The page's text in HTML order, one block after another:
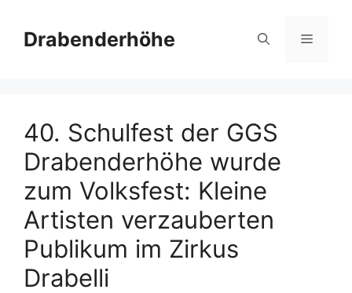
Inhalt
springen
Drabenderhöhe Menü
40. Schulfest der GGS
Drabenderhöhe wurde
zum Volksfest: Kleine
Artisten verzauberten
Publikum im Zirkus
Drabelli